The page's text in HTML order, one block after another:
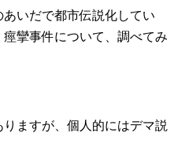
いだで都市伝説化してい
攣事件について、調べてみ
ますが、個人的にはデマ説